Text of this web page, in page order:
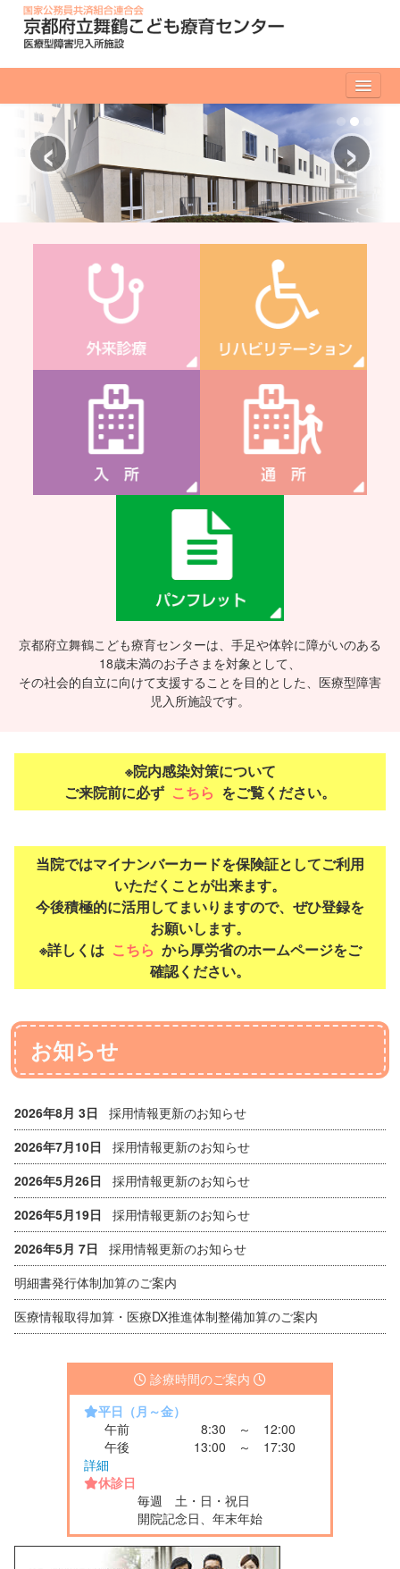
入所のご案内
サービス内容
入所のお手続き
外来診療のご案内
はじめて受診される方へ
リハビリテーションのご案内
在宅・地域支援
地域への支援活動
個人情報について
Q&A(よくある質問)
アクセス方法
‹ ›
京都府立舞鶴こども療育センターは、手足や体幹に障がいのある
18歳未満のお子さまを対象として、
その社会的自立に向けて支援することを目的とした、医療型障害
児入所施設です。
※院内感染対策について
ご来院前に必ず こちら をご覧ください。
当院ではマイナンバーカードを保険証としてご利用
いただくことが出来ます。
今後積極的に活用してまいりますので、ぜひ登録を
お願いします。
※詳しくは こちら から厚労省のホームページをご
確認ください。
お知らせ
2026年8月 3日
採用情報更新のお知らせ
2026年7月10日
採用情報更新のお知らせ
2026年5月26日
採用情報更新のお知らせ
2026年5月19日
採用情報更新のお知らせ
2026年5月 7日
採用情報更新のお知らせ
明細書発行体制加算のご案内
医療情報取得加算・医療DX推進体制整備加算のご案内
診療時間のご案内
平日（月～金）
午前
8:30 ～ 12:00
午後
13:00 ～ 17:30
詳細
休診日
毎週 土・日・祝日
開院記念日、年末年始